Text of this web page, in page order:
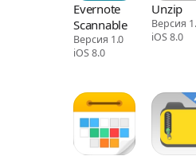
Evernote
Scannable
Версия 1.0
iOS 8.0
Unzip
Версия
iOS 8.0